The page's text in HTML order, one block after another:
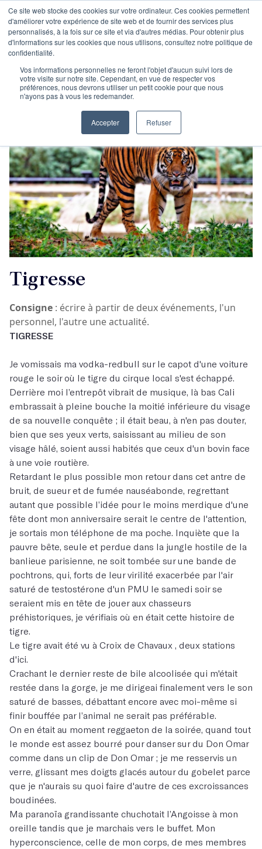
Ce site web stocke des cookies sur votre ordinateur. Ces cookies permettent
d'améliorer votre expérience de site web et de fournir des services plus
personnalisés, à la fois sur ce site et via d'autres médias. Pour obtenir plus
d'informations sur les cookies que nous utilisons, consultez notre politique de
confidentialité.
Vos informations personnelles ne feront l'objet d'aucun suivi lors de
votre visite sur notre site. Cependant, en vue de respecter vos
préférences, nous devrons utiliser un petit cookie pour que nous
n'ayons pas à vous les redemander.
Accepter Refuser
Tigresse
Consigne : écrire à partir de deux événements, l'un
personnel, l'autre une actualité.
TIGRESSE
Je vomissais ma vodka-redbull sur le capot d'une voiture
rouge le soir où le tigre du cirque local s'est échappé.
Derrière moi l’entrepôt vibrait de musique, là bas Cali
embrassait à pleine bouche la moitié inférieure du visage
de sa nouvelle conquête ; il était beau, à n'en pas douter,
bien que ses yeux verts, saisissant au milieu de son
visage hâlé, soient aussi habités que ceux d'un bovin face
à une voie routière.
Retardant le plus possible mon retour dans cet antre de
bruit, de sueur et de fumée nauséabonde, regrettant
autant que possible l’idée pour le moins merdique d'une
fête dont mon anniversaire serait le centre de l'attention,
je sortais mon téléphone de ma poche. Inquiète que la
pauvre bête, seule et perdue dans la jungle hostile de la
banlieue parisienne, ne soit tombée sur une bande de
pochtrons, qui, forts de leur virilité exacerbée par l'air
saturé de testostérone d'un PMU le samedi soir se
seraient mis en tête de jouer aux chasseurs
préhistoriques, je vérifiais où en était cette histoire de
tigre.
Le tigre avait été vu à Croix de Chavaux , deux stations
d'ici.
Crachant le dernier reste de bile alcoolisée qui m'était
restée dans la gorge, je me dirigeai finalement vers le son
saturé de basses, débattant encore avec moi-même si
finir bouffée par l’animal ne serait pas préférable.
On en était au moment reggaeton de la soirée, quand tout
le monde est assez bourré pour danser sur du Don Omar
comme dans un clip de Don Omar ; je me resservis un
verre, glissant mes doigts glacés autour du gobelet parce
que je n'aurais su quoi faire d'autre de ces excroissances
boudinées.
Ma paranoïa grandissante chuchotait l’Angoisse à mon
oreille tandis que je marchais vers le buffet. Mon
hyperconscience, celle de mon corps, de mes membres